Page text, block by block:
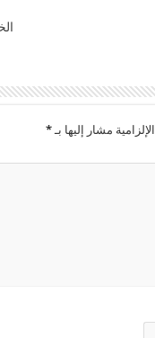
مشار إليها بـ*